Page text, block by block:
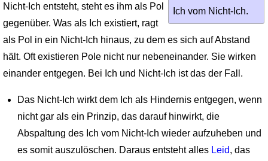
Ich vom Nicht-Ich.
Nicht-Ich entsteht, steht es ihm als Pol
gegenüber. Was als Ich existiert, ragt
als Pol in ein Nicht-Ich hinaus, zu dem es sich auf Abstand
hält. Oft existieren Pole nicht nur nebeneinander. Sie wirken
einander entgegen. Bei Ich und Nicht-Ich ist das der Fall.
Das Nicht-Ich wirkt dem Ich als Hindernis entgegen, wenn
nicht gar als ein Prinzip, das darauf hinwirkt, die
Abspaltung des Ich vom Nicht-Ich wieder aufzuheben und
es somit auszulöschen. Daraus entsteht alles Leid, das